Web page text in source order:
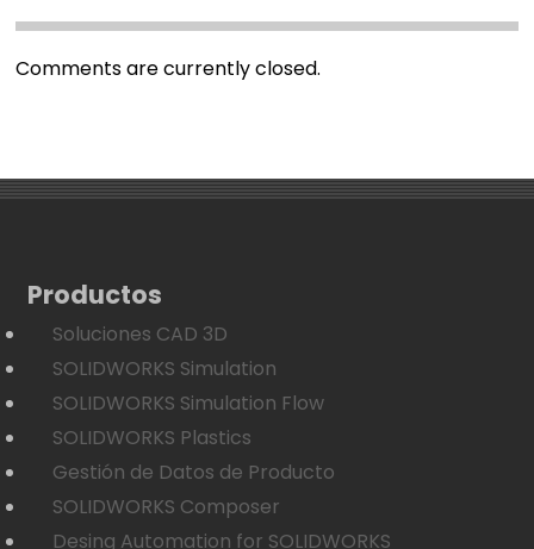
Comments are currently closed.
Productos
Soluciones CAD 3D
SOLIDWORKS Simulation
SOLIDWORKS Simulation Flow
SOLIDWORKS Plastics
Gestión de Datos de Producto
SOLIDWORKS Composer
Desing Automation for SOLIDWORKS